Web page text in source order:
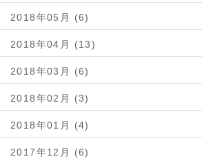
2018年05月 (6)
2018年04月 (13)
2018年03月 (6)
2018年02月 (3)
2018年01月 (4)
2017年12月 (6)